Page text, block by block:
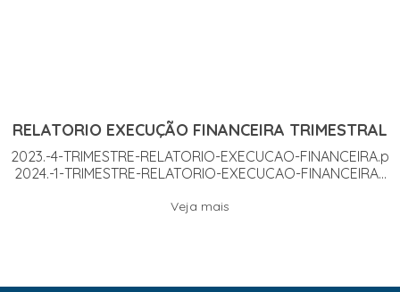
RELATORIO EXECUÇÃO FINANCEIRA TRIMESTRAL
2023.-4-TRIMESTRE-RELATORIO-EXECUCAO-FINANCEIRA.p
2024.-1-TRIMESTRE-RELATORIO-EXECUCAO-FINANCEIRA...
Veja mais